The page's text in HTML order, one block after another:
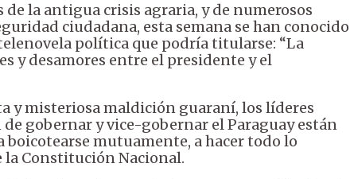
la antigua crisis agraria, y de numerosos
ciudadana, esta semana se han conocido
política que podría titularse: “La
y desamores entre el presidente y el
y misteriosa maldición guaraní, los líderes
gobernar y vice-gobernar el Paraguay están
mutuamente, a hacer todo lo
la Constitución Nacional.